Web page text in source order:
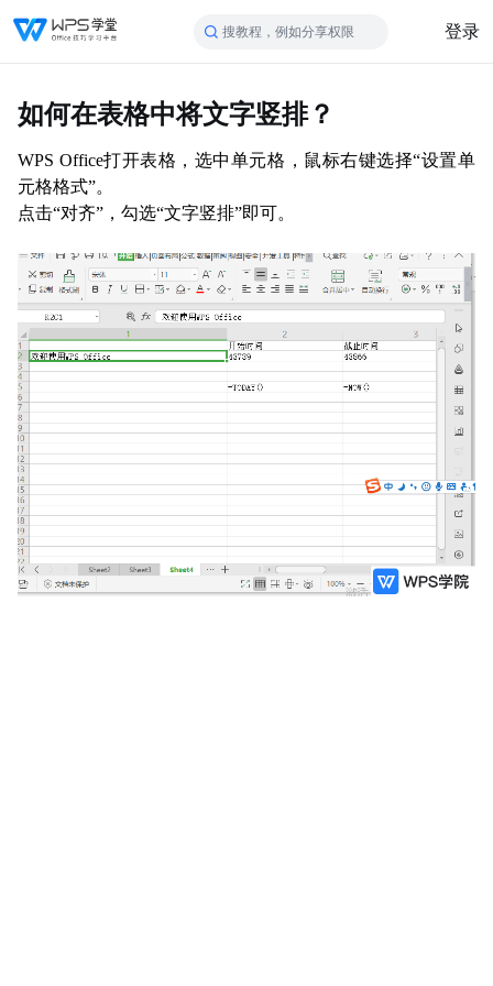
搜教程，例如分享权限 登录
如何在表格中将文字竖排？
WPS Office打开表格，选中单元格， 鼠标右键选择“设置单
元格格式”。
点击“对齐” ，勾选“文字竖排”即可。